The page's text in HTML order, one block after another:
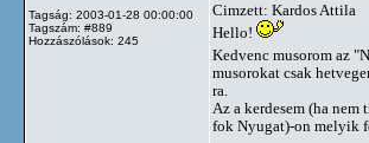
Tagság: 2003-01-28 00:00:00
Tagszám: #889
Hozzászólások: 245
Cimzett: Kardos Attila
Hello!
Kedvenc musorom az
musorokat csak
ra.
Az a kerdesem (ha
fok Nyugat)-on melyik